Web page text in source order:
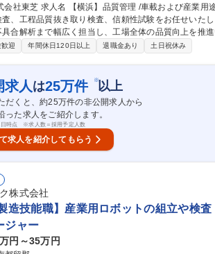
用途向けリチウムイオン二次電池 仕事の内容 主に
、工程品質抜き取り検査、信頼性試験をお任せいた
解析まで幅広く担当し、工場全体の品質向上を推進いただきます。 ・セル
務の取りまとめ ・部材受入検査、工程品質抜き取り検
流動管理に関する資料作成・報告業務 ・ISO9001、
横浜】品質管理 /車載および産業用途向けリチウムイオ
迎 年間休日120日以上 退職金あり 土日祝休み
求人は25万件 ※以上
だくと、約25万件の非公開求人から
った求人をご紹介します。
日時点 ※求人数＝採用予定人数
求人を紹介してもらう
株式会社
造技能職】産業用ロボットの組立や検
ジャー
円～35万円